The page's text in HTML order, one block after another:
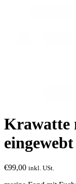
Krawatte
€99,00 inkl. USt.